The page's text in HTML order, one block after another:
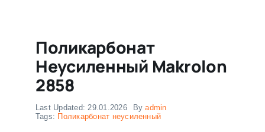
Поликарбонат
Неусиленный Makrolon
2858
Last Updated: 29.01.2026 Byadmin
Tags: Поликарбонат неусиленный